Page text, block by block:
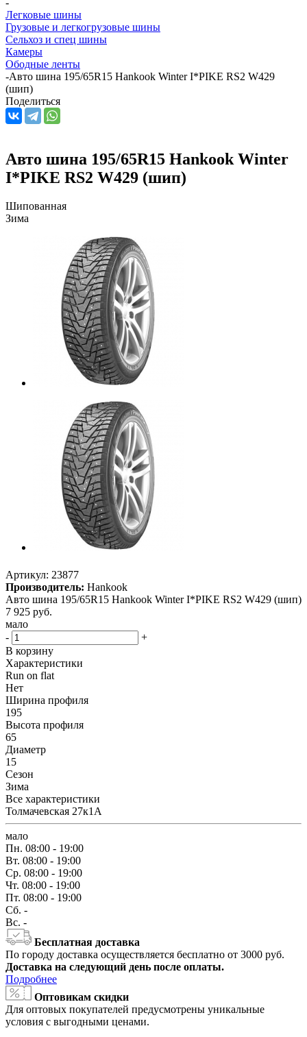
Легковые шины
Грузовые и легкогрузовые шины
Сельхоз и спец шины
Камеры
Ободные ленты
-Авто шина 195/65R15 Hankook Winter I*PIKE RS2 W429
(шип)
Поделиться
Авто шина 195/65R15 Hankook Winter
I*PIKE RS2 W429 (шип)
Шипованная
Зима
Артикул: 23877
Производитель: Hankook
Авто шина 195/65R15 Hankook Winter I*PIKE RS2 W429 (шип)
7 925 руб.
мало
-
+
В корзину
Характеристики
Run on flat
Нет
Ширина профиля
195
Высота профиля
65
Диаметр
15
Сезон
Зима
Все характеристики
Толмачевская 27к1А
мало
Пн. 08:00 - 19:00
Вт. 08:00 - 19:00
Ср. 08:00 - 19:00
Чт. 08:00 - 19:00
Пт. 08:00 - 19:00
Сб. -
Вс. -
Бесплатная доставка
По городу доставка осуществляется бесплатно от 3000 руб.
Доставка на следующий день после оплаты.
Подробнее
Оптовикам скидки
Для оптовых покупателей предусмотрены уникальные
условия с выгодными ценами.